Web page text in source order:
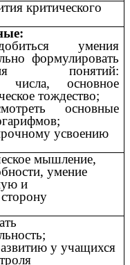
критического
умения
формулировать
понятий:
числа, основное
тождество;
основные
усвоению
мышление,
умение
и
у учащихся